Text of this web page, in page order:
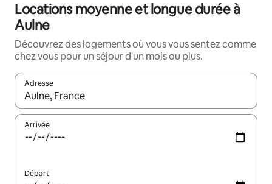
Locations moyenne et longue durée à
Aulne
Découvrez des logements où vous vous sentez comme
chez vous pour un séjour d'un mois ou plus.
Adresse
Lorsque les résultats s'affichent, utilisez les flèches vers le
Arrivée
Départ